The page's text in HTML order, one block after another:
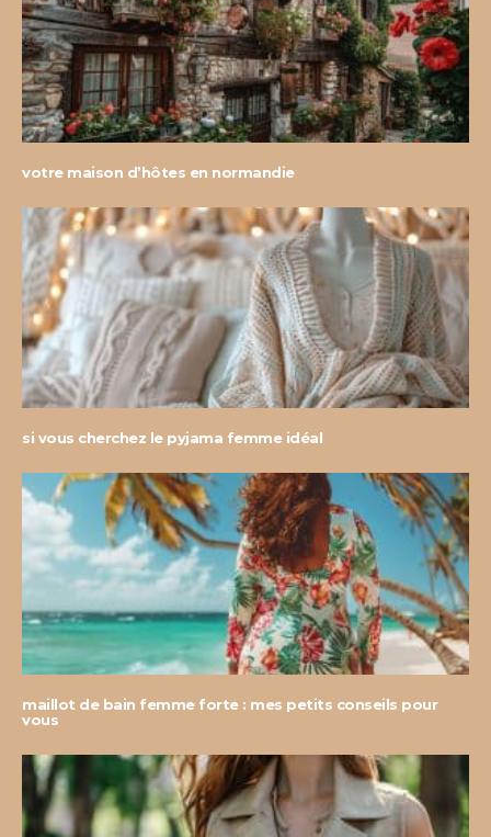
votre maison d’hôtes en normandie
si vous cherchez le pyjama femme idéal
maillot de bain femme forte : mes petits conseils pour
vous